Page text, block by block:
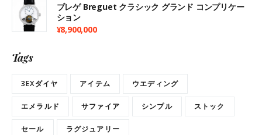
ブレゲ Breguet クラシック グランド コンプリケー
ション
¥8,900,000
Tags
3EXダイヤ アイテム ウエディング
エメラルド サファイア シンプル ストック
セール ラグジュアリー